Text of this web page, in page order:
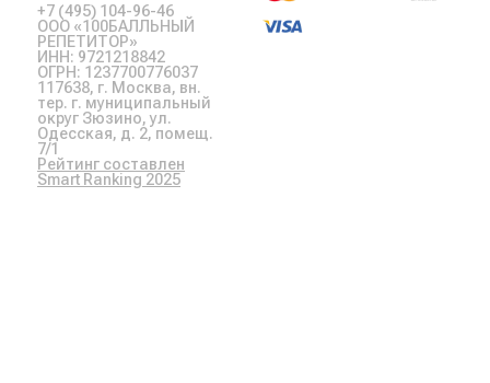
+7 (495) 104-96-46
ООО «100БАЛЛЬНЫЙ
РЕПЕТИТОР»
ИНН: 9721218842
ОГРН: 1237700776037
117638, г. Москва, вн.
тер. г. муниципальный
округ Зюзино, ул.
Одесская, д. 2, помещ.
7/1
Рейтинг составлен
Smart Ranking 2025